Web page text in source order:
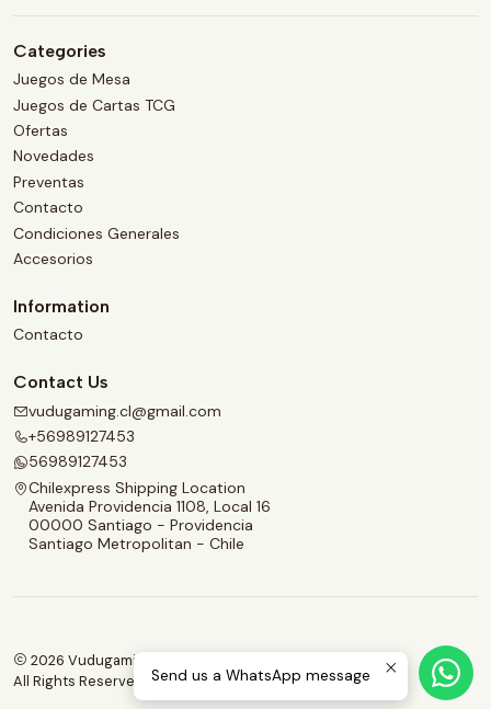
Categories
Juegos de Mesa
Juegos de Cartas TCG
Ofertas
Novedades
Preventas
Contacto
Condiciones Generales
Accesorios
Information
Contacto
Contact Us
vudugaming.cl@gmail.com
+56989127453
56989127453
Chilexpress Shipping Location
Avenida Providencia 1108, Local 16
00000 Santiago - Providencia
Santiago Metropolitan - Chile
2026 Vudugaming.
All Rights Reserved.
Powered by Jumpseller.
Send us a WhatsApp message